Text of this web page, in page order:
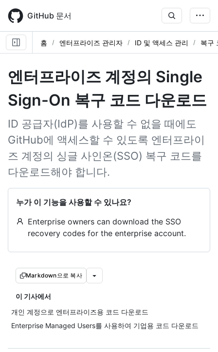
main
content
GitHub 문서
홈 엔터프라이즈 관리자 ID 및 액세스 관리 복구
엔터프라이즈 계정의 Single
Sign-On 복구 코드 다운로드
ID 공급자(IdP)를 사용할 수 없을 때에도
GitHub에 액세스할 수 있도록 엔터프라이
즈 계정의 싱글 사인온(SSO) 복구 코드를
다운로드해야 합니다.
누가 이 기능을 사용할 수 있나요?
Enterprise owners can download the SSO
recovery codes for the enterprise account.
Markdown으로 복사
이 기사에서
개인 계정으로 엔터프라이즈용 코드 다운로드
Enterprise Managed Users를 사용하여 기업용 코드 다운로드